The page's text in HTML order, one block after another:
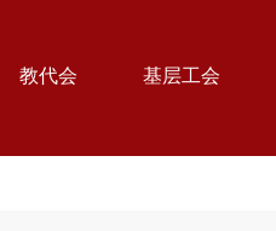
教代会 基层工会